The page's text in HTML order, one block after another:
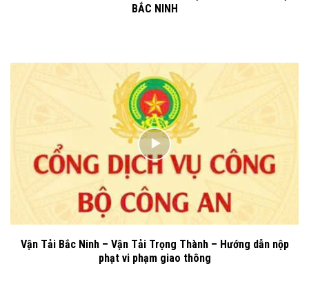
BẮC NINH
Vận Tải Bắc Ninh – Vận Tải Trọng Thành – Hướng dẫn nộp
phạt vi phạm giao thông